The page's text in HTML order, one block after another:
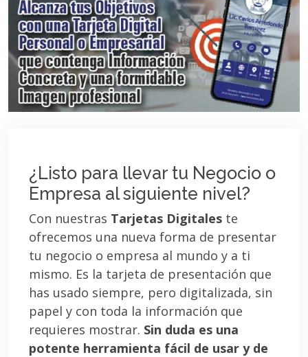
¿Listo para llevar tu Negocio o
Empresa al siguiente nivel?
Con nuestras Tarjetas Digitales te
ofrecemos una nueva forma de presentar
tu negocio o empresa al mundo y a ti
mismo. Es la tarjeta de presentación que
has usado siempre, pero digitalizada, sin
papel y con toda la información que
requieres mostrar. Sin duda es una
potente herramienta fácil de usar y de